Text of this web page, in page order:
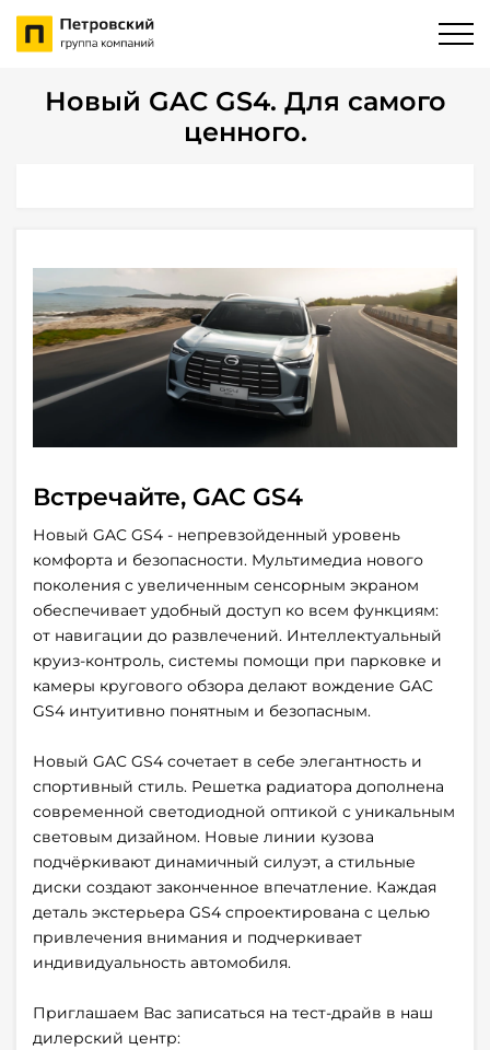
Новый GAC GS4. Для самого
ценного.
Встречайте, GAC GS4
Новый GAC GS4 - непревзойденный уровень
комфорта и безопасности. Мультимедиа нового
поколения с увеличенным сенсорным экраном
обеспечивает удобный доступ ко всем функциям:
от навигации до развлечений. Интеллектуальный
круиз-контроль, системы помощи при парковке и
камеры кругового обзора делают вождение GAC
GS4 интуитивно понятным и безопасным.
Новый GAC GS4 сочетает в себе элегантность и
спортивный стиль. Решетка радиатора дополнена
современной светодиодной оптикой с уникальным
световым дизайном. Новые линии кузова
подчёркивают динамичный силуэт, а стильные
диски создают законченное впечатление. Каждая
деталь экстерьера GS4 спроектирована с целью
привлечения внимания и подчеркивает
индивидуальность автомобиля.
Приглашаем Вас записаться на тест-драйв в наш
дилерский центр: